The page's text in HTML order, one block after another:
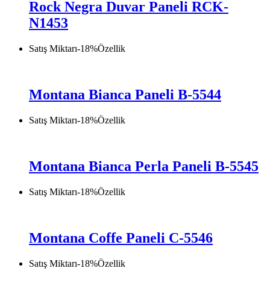
Rock Negra Duvar Paneli RCK-
N1453
Satış Miktarı-18%Özellik
Montana Bianca Paneli B-5544
Satış Miktarı-18%Özellik
Montana Bianca Perla Paneli B-5545
Satış Miktarı-18%Özellik
Montana Coffe Paneli C-5546
Satış Miktarı-18%Özellik